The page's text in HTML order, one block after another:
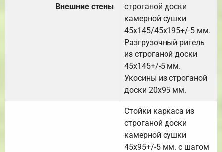
Внешние стены
строганой доски
камерной сушки
45х145/45х195+/-5 мм.
Разгрузочный ригель
из строганой доски
45х145+/-5 мм.
Укосины из строганой
доски 20х95 мм.
Стойки каркаса из
строганой доски
камерной сушки
45х95+/-5 мм. с шагом